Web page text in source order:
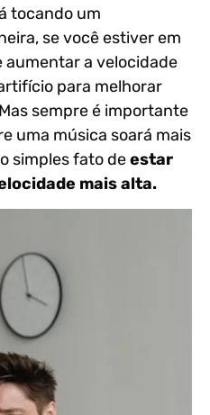
tocando um
se você estiver em
a velocidade
para melhorar
sempre é importante
uma música soará mais
simples fato deestar
mais alta.